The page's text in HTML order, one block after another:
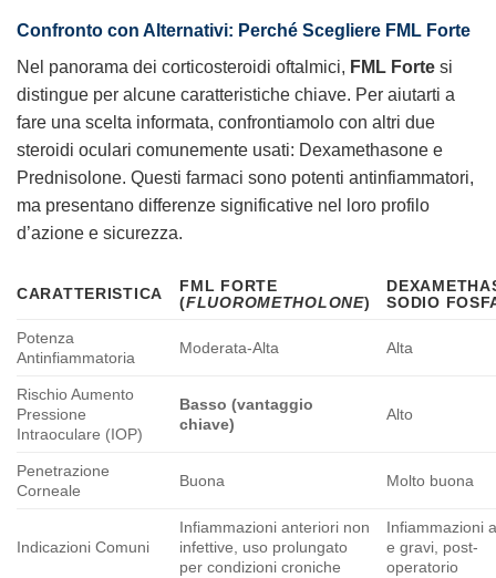
Confronto con Alternativi: Perché Scegliere FML Forte
Nel panorama dei corticosteroidi oftalmici, FML Forte si
distingue per alcune caratteristiche chiave. Per aiutarti a
fare una scelta informata, confrontiamolo con altri due
steroidi oculari comunemente usati: Dexamethasone e
Prednisolone. Questi farmaci sono potenti antinfiammatori,
ma presentano differenze significative nel loro profilo
d’azione e sicurezza.
CARATTERISTICA
FML FORTE
(FLUOROMETHOLONE)
SODIO
Potenza
Antinfiammatoria
Moderata-Alta Alta
Rischio Aumento
Pressione
Intraoculare (IOP)
Basso (vantaggio
chiave)
Alto
Penetrazione
Corneale
Buona Molto buona
Indicazioni Comuni
Infiammazioni anteriori non
infettive, uso prolungato
per condizioni croniche
Infiammazioni
e gravi, post-
operatorio